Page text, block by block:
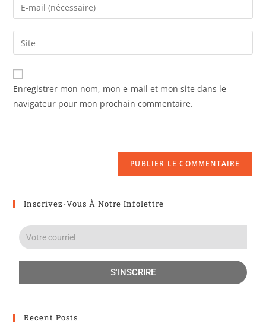
Enregistrer mon nom, mon e-mail et mon site dans le
navigateur pour mon prochain commentaire.
Inscrivez-Vous À Notre Infolettre
S'INSCRIRE
Recent Posts